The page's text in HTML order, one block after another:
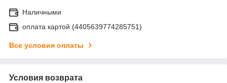
Наличными
оплата картой (4405639774285751)
Все условия оплаты
Условия возврата